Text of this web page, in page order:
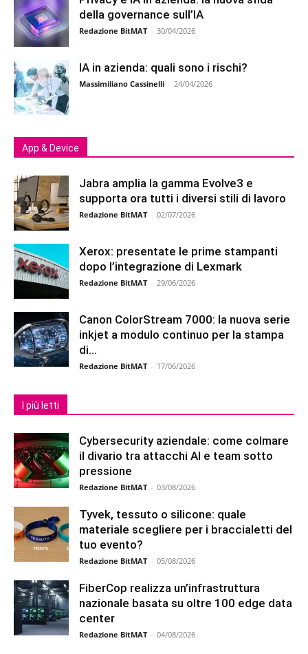
della governance sull’IA
Redazione BitMAT - 30/04/2026
IA in azienda: quali sono i rischi?
Massimiliano Cassinelli - 24/04/2026
App & Device
Jabra amplia la gamma Evolve3 e
supporta ora tutti i diversi stili di lavoro
Redazione BitMAT - 02/07/2026
Xerox: presentate le prime stampanti
dopo l’integrazione di Lexmark
Redazione BitMAT - 29/06/2026
Canon ColorStream 7000: la nuova serie
inkjet a modulo continuo per la stampa
di...
Redazione BitMAT - 17/06/2026
I più letti
Cybersecurity aziendale: come colmare
il divario tra attacchi AI e team sotto
pressione
Redazione BitMAT - 03/08/2026
Tyvek, tessuto o silicone: quale
materiale scegliere per i braccialetti del
tuo evento?
Redazione BitMAT - 05/08/2026
FiberCop realizza un’infrastruttura
nazionale basata su oltre 100 edge data
center
Redazione BitMAT - 04/08/2026